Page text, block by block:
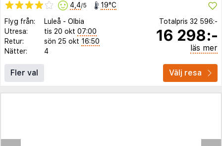
4,4/5 19°C
Flyg från: Luleå - Olbia
Utresa:
tis 20 okt 07:00
Retur:
sön 25 okt 16:50
Nätter:
4
Totalpris 32 596:-
16 298:-
läs mer
Fler val Välj resa